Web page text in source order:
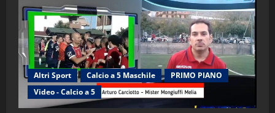
Altri Sport Calcio a 5 Maschile
PRIMO PIANO
Video - Calcio a 5